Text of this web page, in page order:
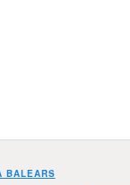
BALEARS